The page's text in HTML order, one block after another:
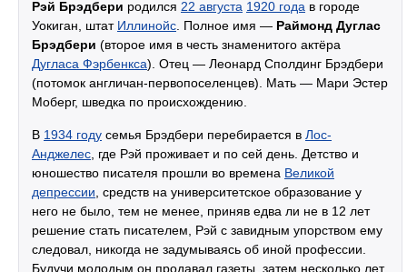
Рэй Брэдбери родился 22 августа 1920 года в городе
Уокиган, штат Иллинойс . Полное имя — Раймонд Дуглас
Брэдбери (второе имя в честь знаменитого актёра
Дугласа Фэрбенкса). Отец — Леонард Сполдинг Брэдбери
(потомок англичан-первопоселенцев). Мать — Мари Эстер
Моберг, шведка по происхождению.
В 1934 году семья Брэдбери перебирается в Лос-
Анджелес , где Рэй проживает и по сей день. Детство и
юношество писателя прошли во времена Великой
депрессии , средств на университетское образование у
него не было, тем не менее, приняв едва ли не в 12 лет
решение стать писателем, Рэй с завидным упорством ему
следовал, никогда не задумываясь об иной профессии.
Будучи молодым он продавал газеты, затем несколько лет